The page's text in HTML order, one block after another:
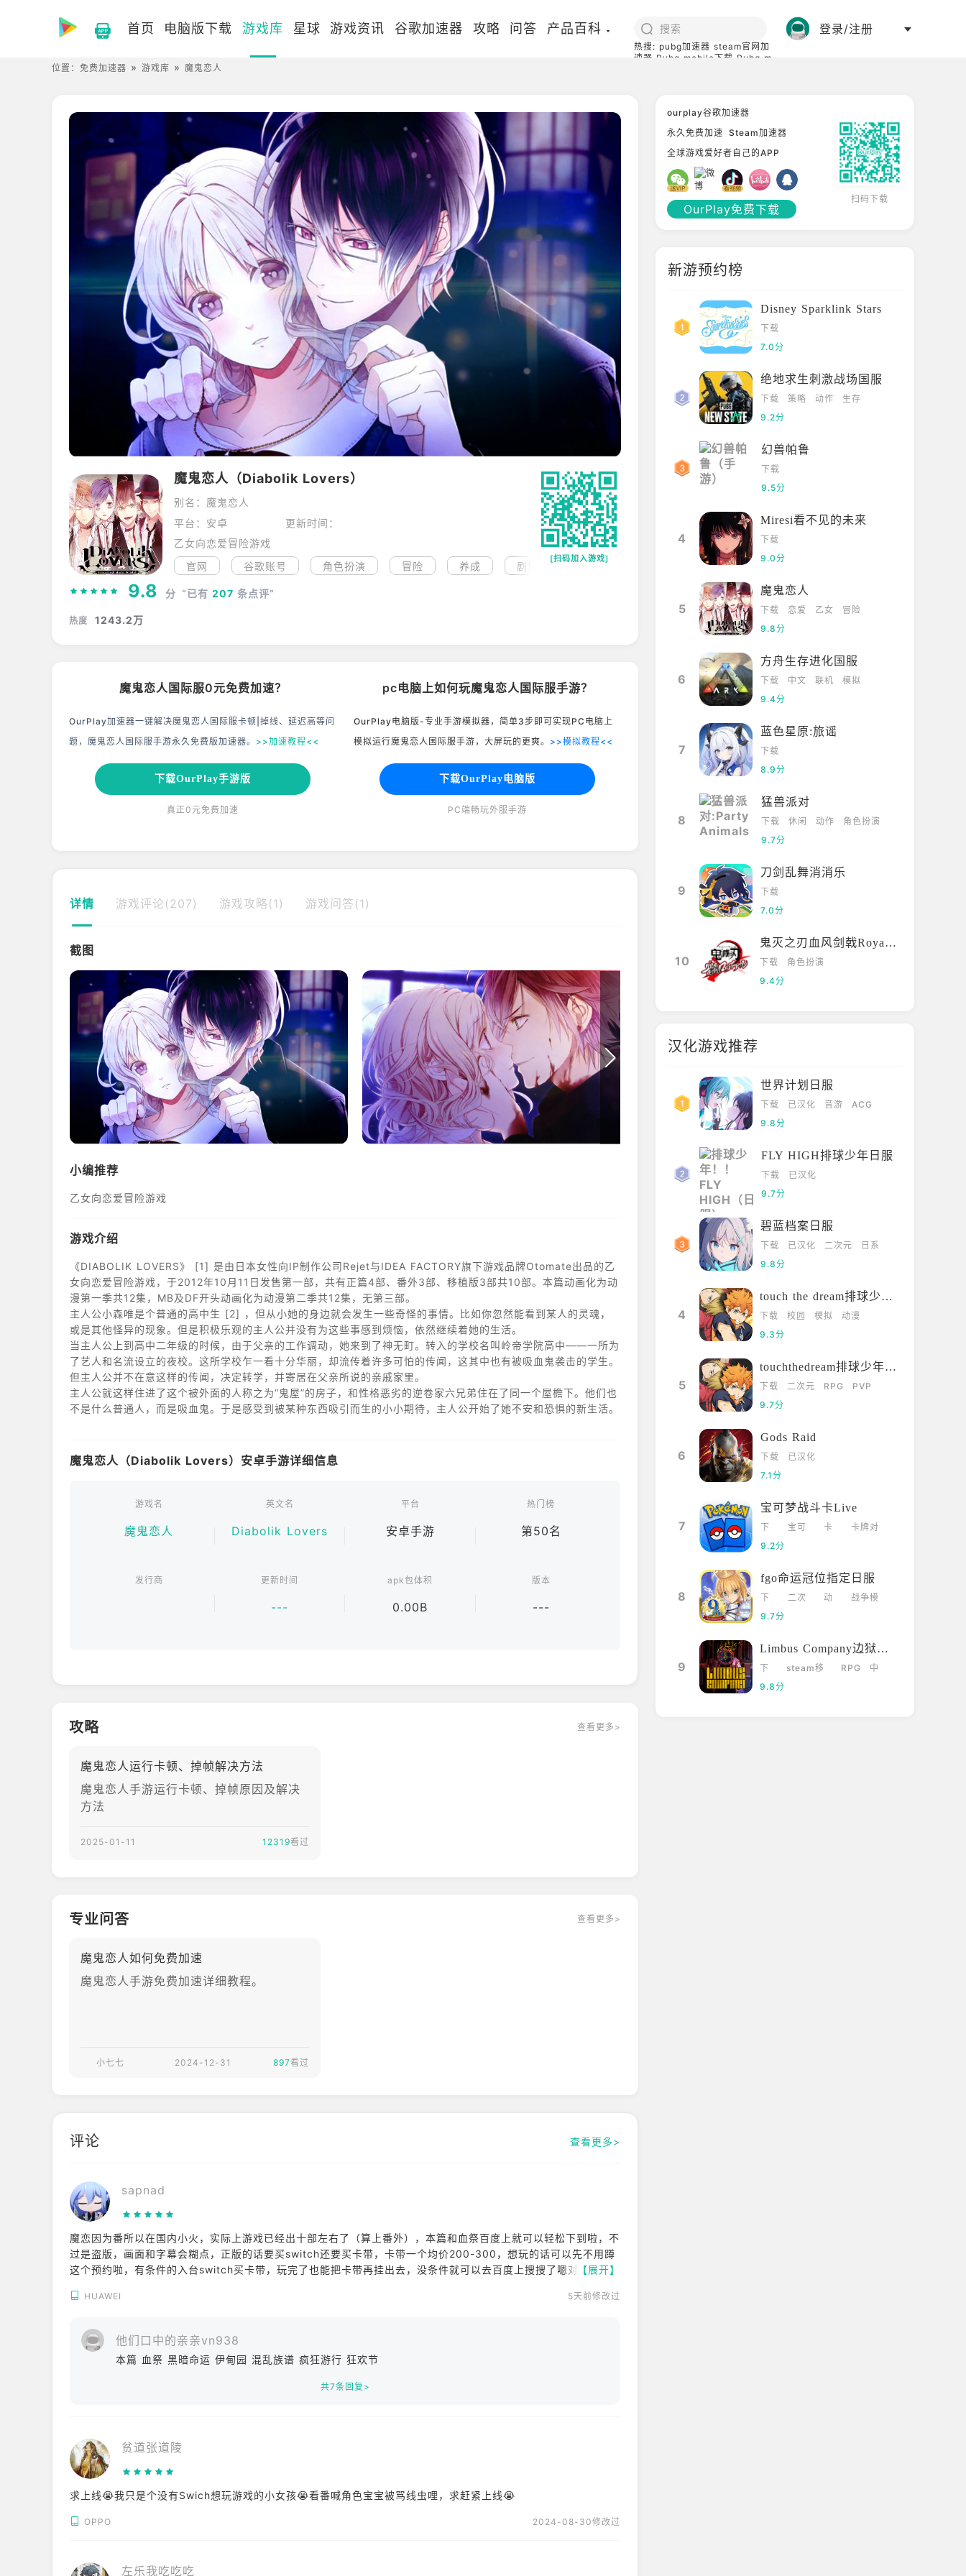
首页 电脑版下载 游戏库 星球 游戏资讯 谷歌加速器 攻略 问答 产品百科
热搜: pubg加速器 steam官网加
速器 Pubg mobile下载 Pubg m
登录/注册
位置： 免费加速器 游戏库 魔鬼恋人
魔鬼恋人（Diabolik Lovers）
别名：魔鬼恋人
平台：安卓
更新时间：
乙女向恋爱冒险游戏
官网
谷歌账号 角色扮演 冒险 养成 剧情向 动漫 乙女 恋爱
[扫码加入游戏]
9.8 分 “已有 207 条点评”
热度 1243.2万
魔鬼恋人国际服0元免费加速？
OurPlay加速器一键解决魔鬼恋人国际服卡顿|掉线、延迟高等问
题，魔鬼恋人国际服手游永久免费版加速器。 >>加速教程<<
下载OurPlay手游版
真正0元免费加速
pc电脑上如何玩魔鬼恋人国际服手游？
OurPlay电脑版-专业手游模拟器，简单3步即可实现PC电脑上
模拟运行魔鬼恋人国际服手游，大屏玩的更爽。 >>模拟教程<<
下载OurPlay电脑版
PC端畅玩外服手游
详情 游戏评论(207) 游戏攻略(1) 游戏问答(1)
截图
小编推荐
乙女向恋爱冒险游戏
游戏介绍
《DIABOLIK LOVERS》 [1] 是由日本女性向IP制作公司Rejet与IDEA FACTORY旗下游戏品牌Otomate出品的乙
女向恋爱冒险游戏，于2012年10月11日发售第一部，共有正篇4部、番外3部、移植版3部共10部。本篇动画化为动
漫第一季共12集，MB及DF开头动画化为动漫第二季共12集，无第三部。
主人公小森唯是个普通的高中生 [2] ，但从小她的身边就会发生一些奇怪的事情。比如你忽然能看到某人的灵魂，
或是其他怪异的现象。但是积极乐观的主人公并没有为这些事感到烦恼，依然继续着她的生活。
当主人公上到高中二年级的时候，由于父亲的工作调动，她来到了神无町。转入的学校名叫岭帝学院高中——一所为
了艺人和名流设立的夜校。这所学校乍一看十分华丽，却流传着许多可怕的传闻，这其中也有被吸血鬼袭击的学生。
但主人公并不在意这样的传闻，决定转学，并寄居在父亲所说的亲戚家里。
主人公就这样住进了这个被外面的人称之为“鬼屋”的房子，和性格恶劣的逆卷家六兄弟住在了同一个屋檐下。他们也
不是什么普通人，而是吸血鬼。于是感受到被某种东西吸引而生的小小期待，主人公开始了她不安和恐惧的新生活。
魔鬼恋人（Diabolik Lovers）安卓手游详细信息
游戏名
魔鬼恋人
英文名
Diabolik Lovers
平台
安卓手游
热门榜
第50名
发行商 更新时间
---
apk包体积
0.00B
版本
---
攻略 查看更多>
魔鬼恋人运行卡顿、掉帧解决方法
魔鬼恋人手游运行卡顿、掉帧原因及解决
方法
2025-01-11 12319看过
专业问答 查看更多>
魔鬼恋人如何免费加速
魔鬼恋人手游免费加速详细教程。
小七七 2024-12-31 897看过
评论 查看更多>
sapnad
魔恋因为番所以在国内小火，实际上游戏已经出十部左右了（算上番外），本篇和血祭百度上就可以轻松下到啦，不
过是盗版，画面和字幕会糊点，正版的话要买switch还要买卡带，卡带一个均价200-300，想玩的话可以先不用蹲
这个预约啦，有条件的入台switch买卡带，玩完了也能把卡带再挂出去，没条件就可以去百度上搜搜了嗯对 【展开】
HUAWEI 5天前修改过
他们口中的亲亲vn938
本篇 血祭 黑暗命运 伊甸园 混乱族谱 疯狂游行 狂欢节
共7条回复>
贫道张道陵
求上线😭我只是个没有Swich想玩游戏的小女孩😭看番喊角色宝宝被骂线虫哩，求赶紧上线😭
OPPO 2024-08-30修改过
左乐我吃吃吃
ourplay谷歌加速器
永久免费加速 Steam加速器
全球游戏爱好者自己的APP
OurPlay免费下载
扫码下载
新游预约榜
Disney Sparklink Stars
下载
7.0分
绝地求生刺激战场国服
下载 策略 动作
生存
9.2分
幻兽帕鲁
下载
9.5分
4
Miresi看不见的未来
下载
9.0分
5
魔鬼恋人
下载 恋爱 乙女
冒险
9.8分
6
方舟生存进化国服
下载 中文 联机
模拟
9.4分
7
蓝色星原:旅谣
下载
8.9分
8
猛兽派对
下载 休闲 动作
角色扮演
9.7分
9
刀剑乱舞消消乐
下载
7.0分
10
鬼灭之刃血风剑戟Royale国际服
下载
角色扮演
9.4分
汉化游戏推荐
世界计划日服
下载 已汉化 音游
ACG
9.8分
FLY HIGH排球少年日服
下载
已汉化
9.7分
碧蓝档案日服
下载 已汉化 二次元
日系
9.8分
4
touch the dream排球少年韩服
下载 校园 模拟
动漫
9.3分
5
touchthedream排球少年日服
下载 二次元 RPG
PVP
9.7分
6
Gods Raid
下载
已汉化
7.1分
7
宝可梦战斗卡Live
下
载
宝可
卡
卡牌对
9.2分
8
fgo命运冠位指定日服
下
载
二次
动
战争模
9.7分
9
Limbus Company边狱巴士
下
载
steam移
RPG
中
9.8分